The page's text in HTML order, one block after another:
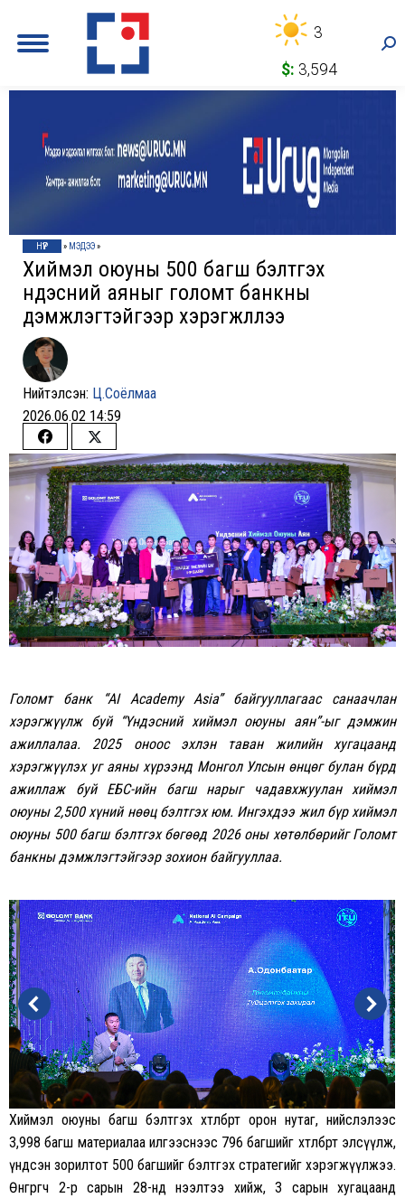
3
$: 3,594
НҮҮР » МЭДЭЭ»
Хиймэл оюуны 500 багш бэлтгэх
үндэсний аяныг голомт банкны
дэмжлэгтэйгээр хэрэгжүүллээ
Нийтэлсэн: Ц.Соёлмаа
2026.06.02 14:59
Share
on
Facebook
Share
on
Twitter
Голомт банк “AI Academy Asia” байгууллагаас санаачлан
хэрэгжүүлж буй “Үндэсний хиймэл оюуны аян”-ыг дэмжин
ажиллалаа. 2025 оноос эхлэн таван жилийн хугацаанд
хэрэгжүүлэх уг аяны хүрээнд Монгол Улсын өнцөг булан бүрд
ажиллаж буй ЕБС-ийн багш нарыг чадавхжуулан хиймэл
оюуны 2,500 хүний нөөц бэлтгэх юм. Ингэхдээ жил бүр хиймэл
оюуны 500 багш бэлтгэх бөгөөд 2026 оны хөтөлбөрийг Голомт
банкны дэмжлэгтэйгээр зохион байгууллаа.
Хиймэл оюуны багш бэлтгэх хөтөлбөрт орон нутаг, нийслэлээс
3,998 багш материалаа илгээснээс 796 багшийг хөтөлбөрт элсүүлж,
үндсэн зорилтот 500 багшийг бэлтгэх стратегийг хэрэгжүүлжээ.
Өнгөрөгч 2-р сарын 28-нд нээлтээ хийж, 3 сарын хугацаанд